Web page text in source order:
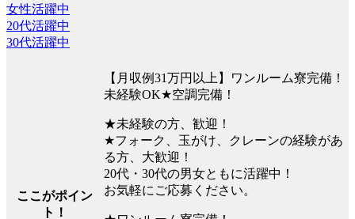
女性活躍中
20代活躍中
30代活躍中
ここがポイン
ト！
【月収例31万円以上】ワンルーム寮完備！
未経験OK★空調完備！
★未経験の方、歓迎！
★フォーク、玉がけ、クレーンの経験があ
る方、大歓迎！
20代・30代の男女ともに活躍中！
お気軽にご応募ください。